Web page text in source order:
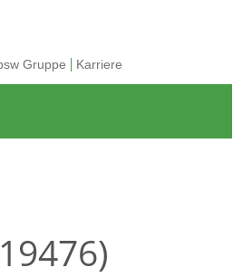
Gruppe Karriere